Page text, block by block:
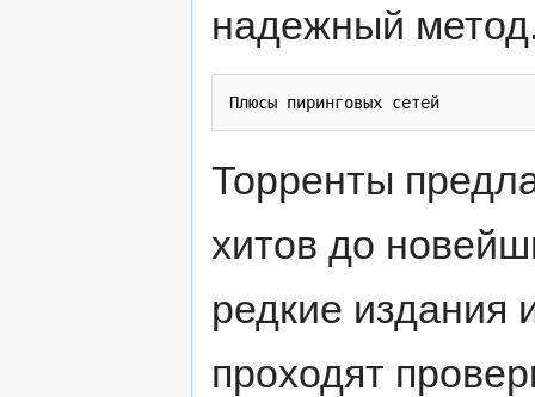
надежный
Торренты
хитов до
редкие издания
проходят